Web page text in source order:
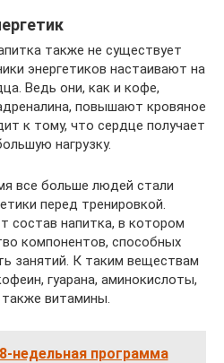
также не существует
энергетиков настаивают на
Ведь они, как и кофе,
повышают кровяное
к тому, что сердце получает
нагрузку.
все больше людей стали
перед тренировкой.
состав напитка, в котором
компонентов, способных
занятий. К таким веществам
гуарана, аминокислоты,
также витамины.
8-недельная программа